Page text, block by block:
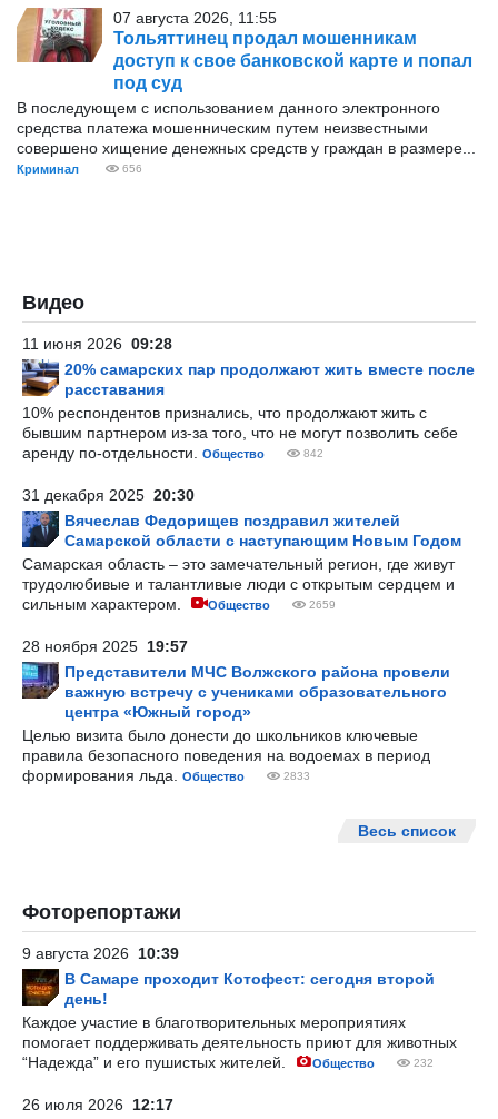
07 августа 2026, 11:55
Тольяттинец продал мошенникам
доступ к свое банковской карте и попал
под суд
В последующем с использованием данного электронного
средства платежа мошенническим путем неизвестными
совершено хищение денежных средств у граждан в размере...
Криминал 656
Видео
11 июня 2026 09:28
20% самарских пар продолжают жить вместе после
расставания
10% респондентов признались, что продолжают жить с
бывшим партнером из-за того, что не могут позволить себе
аренду по-отдельности.
Общество 842
31 декабря 2025 20:30
Вячеслав Федорищев поздравил жителей
Самарской области с наступающим Новым Годом
Самарская область – это замечательный регион, где живут
трудолюбивые и талантливые люди с открытым сердцем и
сильным характером.
Общество 2659
28 ноября 2025 19:57
Представители МЧС Волжского района провели
важную встречу с учениками образовательного
центра «Южный город»
Целью визита было донести до школьников ключевые
правила безопасного поведения на водоемах в период
формирования льда.
Общество 2833
Весь список
Фоторепортажи
9 августа 2026 10:39
В Самаре проходит Котофест: сегодня второй
день!
Каждое участие в благотворительных мероприятиях
помогает поддерживать деятельность приют для животных
“Надежда” и его пушистых жителей.
Общество 232
26 июля 2026 12:17